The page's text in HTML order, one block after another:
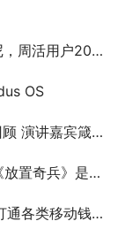
活用户200万
OS
宾箴言集锦(下)
日本获得成功的？
包和预付卡的操作